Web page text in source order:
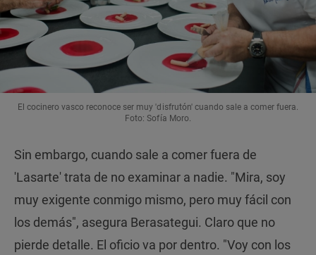
El cocinero vasco reconoce ser muy 'disfrutón' cuando sale a comer fuera.
Foto: Sofía Moro.
Sin embargo, cuando sale a comer fuera de
'Lasarte' trata de no examinar a nadie. "Mira, soy
muy exigente conmigo mismo, pero muy fácil con
los demás", asegura Berasategui. Claro que no
pierde detalle. El oficio va por dentro. "Voy con los